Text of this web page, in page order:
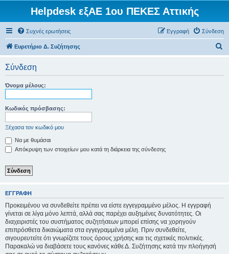
Helpdesk εξΑΕ 1ου ΠΕΚΕΣ Αττικής
Συχνές ερωτήσεις Σύνδεση
Εγγραφή
Ευρετήριο Δ. Συζήτησης
Σύνδεση
Όνομα μέλους:
Κωδικός πρόσβασης:
Ξέχασα τον κωδικό μου
Να με θυμάσαι
Απόκρυψη των στοιχείων μου κατά τη διάρκεια της σύνδεσης
ΕΓΓΡΑΦΉ
Προκειμένου να συνδεθείτε πρέπει να είστε εγγεγραμμένο μέλος. Η εγγραφή
γίνεται σε λίγα μόνο λεπτά, αλλά σας παρέχει αυξημένες δυνατότητες. Οι
διαχειριστές του συστήματος συζητήσεων μπορεί επίσης να χορηγούν
επιπρόσθετα δικαιώματα στα εγγεγραμμένα μέλη. Πριν συνδεθείτε,
σιγουρευτείτε ότι γνωρίζετε τους όρους χρήσης και τις σχετικές πολιτικές.
Παρακαλώ να διαβάσετε τους κανόνες κάθε Δ. Συζήτησης κατά την πλοήγησή